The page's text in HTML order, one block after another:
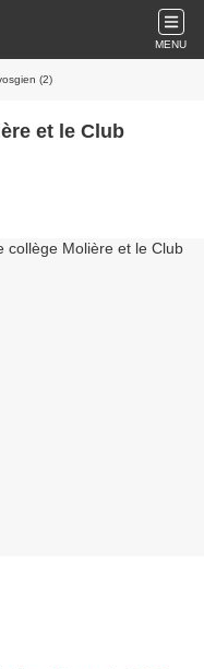
MENU
(2)
et le Club